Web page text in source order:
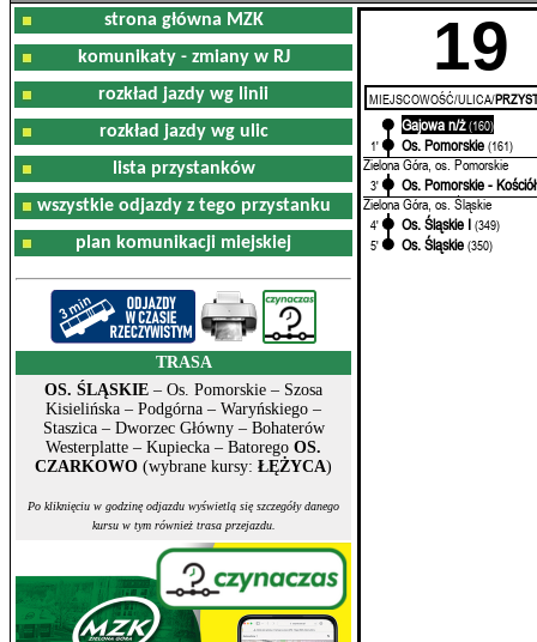
strona główna MZK
komunikaty - zmiany w RJ
rozkład jazdy wg linii
rozkład jazdy wg ulic
lista przystanków
wszystkie odjazdy z tego przystanku
plan komunikacji miejskiej
TRASA
OS. ŚLĄSKIE – Os. Pomorskie – Szosa
Kisielińska – Podgórna – Waryńskiego –
Staszica – Dworzec Główny – Bohaterów
Westerplatte – Kupiecka – Batorego OS.
CZARKOWO (wybrane kursy: ŁĘŻYCA)
Po kliknięciu w godzinę odjazdu wyświetlą się szczegóły danego
kursu w tym również trasa przejazdu.
19
MIEJSCOWOŚĆ/ULICA/
Gajowa n/ż (160)
1'
Os. Pomorskie (161)
Zielona Góra, os. Pomorskie
3'
Os. Pomorskie - Kościół
Zielona Góra, os. Śląskie
4' Os. Śląskie I (349)
5'
Os. Śląskie (350)